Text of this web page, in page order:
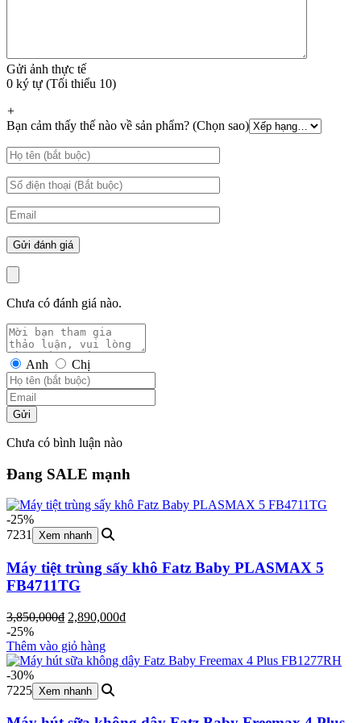
Gửi ảnh thực tế
0 ký tự (Tối thiểu 10)
+
Bạn cảm thấy thế nào về sản phẩm? (Chọn sao)
Chưa có đánh giá nào.
Anh Chị
Gửi
Chưa có bình luận nào
Đang SALE mạnh
-25%
7231
Xem nhanh
Máy tiệt trùng sấy khô Fatz Baby PLASMAX 5
FB4711TG
3,850,000₫ Giá
là:
3,850,000₫.
2,890,000₫Giá
là:
-25%
Thêm vào giỏ hàng
-30%
7225 Xem nhanh